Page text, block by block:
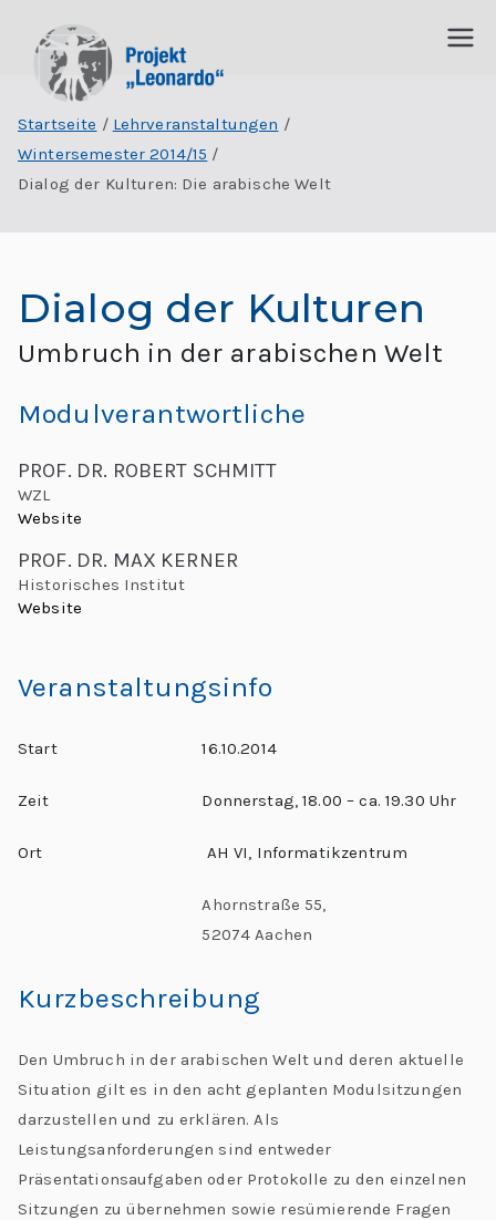
r
o
e
k
t
a
r
d
o
“
zi
li
ä
e
e
ti
G
o
b
C
al
le
Startseite
Lehrveranstaltungen
Wintersemester 2014/15
Dialog der Kulturen: Die arabische Welt
Dialog der Kulturen
Umbruch in der arabischen Welt
Modulverantwortliche
PROF. DR. ROBERT SCHMITT
WZL
Website
PROF. DR. MAX KERNER
Historisches Institut
Website
Veranstaltungsinfo
Start 16.10.2014
Zeit Donnerstag, 18.00 – ca. 19.30 Uhr
Ort AH VI, Informatikzentrum
Ahornstraße 55,
52074 Aachen
Kurzbeschreibung
Den Umbruch in der arabischen Welt und deren aktuelle
Situation gilt es in den acht geplanten Modulsitzungen
darzustellen und zu erklären. Als
Leistungsanforderungen sind entweder
Präsentationsaufgaben oder Protokolle zu den einzelnen
Sitzungen zu übernehmen sowie resümierende Fragen